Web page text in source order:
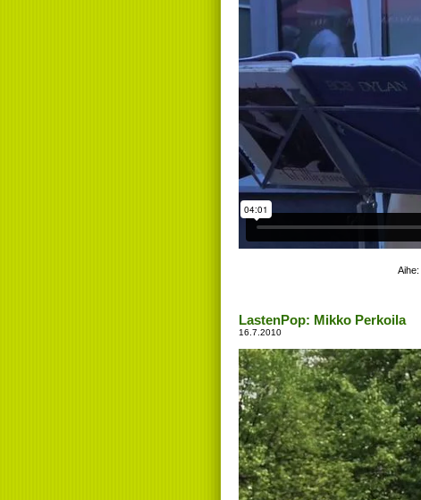
Aihe:
LastenPop: Mikko Perkoila
16.7.2010